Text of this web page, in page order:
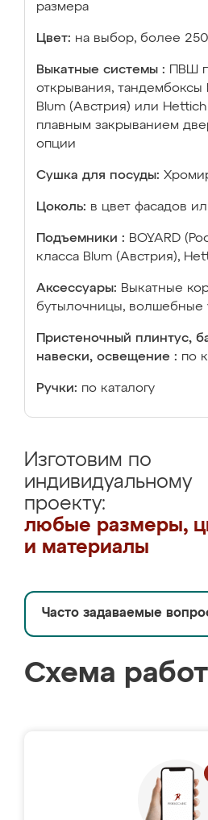
размера
Цвет: на выбор, более
Выкатные системы :
ПВШ
открывания, тандембоксы
Blum (Австрия) или
плавным закрыванием
опции
Сушка для посуды:
Цоколь: в цвет фасадов
Подъемники : BOYARD
класса Blum (Австрия),
Аксессуары: Выкатные
бутылочницы, волшебные
Пристеночный плинтус,
навески, освещение : по
Ручки: по каталогу
Изготовим по
индивидуальному
проекту:
любые размеры,
и материалы
Часто задаваемые
Схема